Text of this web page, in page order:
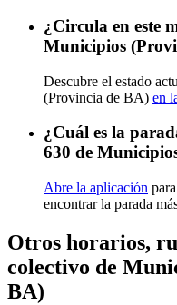
¿Circula en este
Municipios
Descubre el estado
(Provincia de BA) en
¿Cuál es la
630 de
Abre la aplicación
encontrar la parada
Otros horarios,
colectivo de
BA)